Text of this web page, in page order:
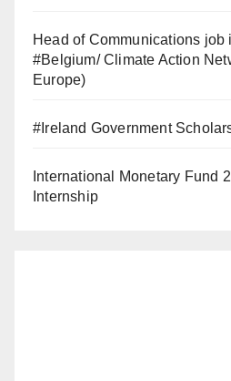
Head of Communications job
#Belgium/ Climate Action
Europe)
#Ireland Government
International Monetary Fund
Internship